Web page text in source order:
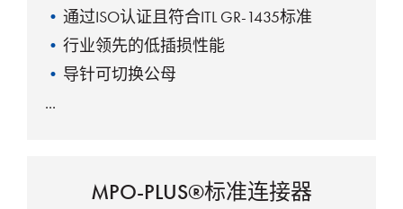
通过ISO认证且符合ITL GR-1435标准
行业领先的低插损性能
导针可切换公母
MPO-PLUS®标准连接器